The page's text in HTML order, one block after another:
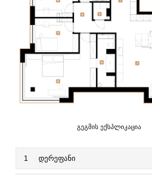
ᲒᲔᲒᲛᲘᲡ ᲔᲥᲡᲞᲚᲘᲙᲐᲪᲘᲐ
1 დერეფანი